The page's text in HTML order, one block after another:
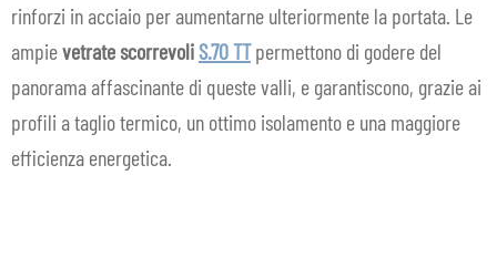
rinforzi in acciaio per aumentarne ulteriormente la portata. Le
ampievetrate scorrevoli S.70 TTpermettono di godere del
panorama affascinante di queste valli, e garantiscono, grazie ai
profili a taglio termico, un ottimo isolamento e una maggiore
efficienza energetica.